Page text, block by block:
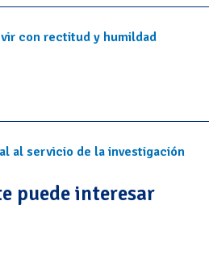
con rectitud y humildad
al servicio de la investigación
puede interesar